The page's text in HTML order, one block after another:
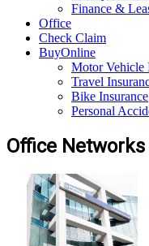
Finance &
Office
Check Claim
BuyOnline
Motor Vehicle
Travel
Bike Insurance
Personal
Office Networks